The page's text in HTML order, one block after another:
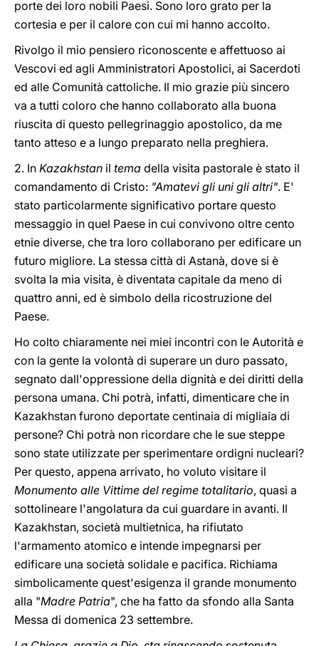
porte dei loro nobili Paesi. Sono loro grato per la
cortesia e per il calore con cui mi hanno accolto.
Rivolgo il mio pensiero riconoscente e affettuoso ai
Vescovi ed agli Amministratori Apostolici, ai Sacerdoti
ed alle Comunità cattoliche. Il mio grazie più sincero
va a tutti coloro che hanno collaborato alla buona
riuscita di questo pellegrinaggio apostolico, da me
tanto atteso e a lungo preparato nella preghiera.
2. In Kazakhstan il tema della visita pastorale è stato il
comandamento di Cristo: "Amatevi gli uni gli altri". E'
stato particolarmente significativo portare questo
messaggio in quel Paese in cui convivono oltre cento
etnie diverse, che tra loro collaborano per edificare un
futuro migliore. La stessa città di Astanà, dove si è
svolta la mia visita, è diventata capitale da meno di
quattro anni, ed è simbolo della ricostruzione del
Paese.
Ho colto chiaramente nei miei incontri con le Autorità e
con la gente la volontà di superare un duro passato,
segnato dall'oppressione della dignità e dei diritti della
persona umana. Chi potrà, infatti, dimenticare che in
Kazakhstan furono deportate centinaia di migliaia di
persone? Chi potrà non ricordare che le sue steppe
sono state utilizzate per sperimentare ordigni nucleari?
Per questo, appena arrivato, ho voluto visitare il
Monumento alle Vittime del regime totalitario, quasi a
sottolineare l'angolatura da cui guardare in avanti. Il
Kazakhstan, società multietnica, ha rifiutato
l'armamento atomico e intende impegnarsi per
edificare una società solidale e pacifica. Richiama
simbolicamente quest'esigenza il grande monumento
alla "Madre Patria", che ha fatto da sfondo alla Santa
Messa di domenica 23 settembre.